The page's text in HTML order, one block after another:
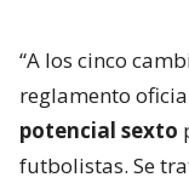
“A los cinco
reglamento
potencial sexto
futbolistas. Se